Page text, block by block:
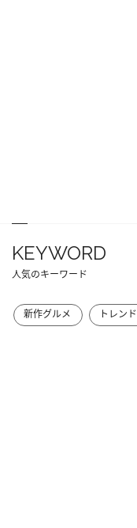
KEYWORD
人気のキーワード
新作グルメ トレンド